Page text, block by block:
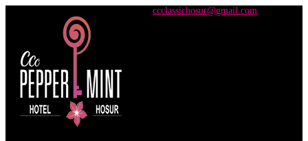
ccclassichosur@gmail.com